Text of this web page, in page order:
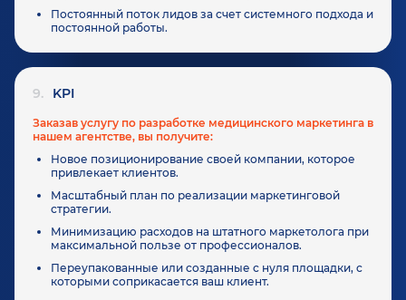
Постоянный поток лидов за счет системного подхода и
постоянной работы.
9. KPI
Заказав услугу по разработке медицинского маркетинга в
нашем агентстве, вы получите:
Новое позиционирование своей компании, которое
привлекает клиентов.
Масштабный план по реализации маркетинговой
стратегии.
Минимизацию расходов на штатного маркетолога при
максимальной пользе от профессионалов.
Переупакованные или созданные с нуля площадки, с
которыми соприкасается ваш клиент.